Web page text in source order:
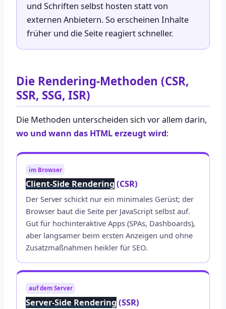
und Schriften selbst hosten statt von
externen Anbietern. So erscheinen Inhalte
früher und die Seite reagiert schneller.
Die Rendering-Methoden (CSR,
SSR, SSG, ISR)
Die Methoden unterscheiden sich vor allem darin,
wo und wann das HTML erzeugt wird:
im Browser
Client-Side Rendering (CSR)
Der Server schickt nur ein minimales Gerüst; der
Browser baut die Seite per JavaScript selbst auf.
Gut für hochinteraktive Apps (SPAs, Dashboards),
aber langsamer beim ersten Anzeigen und ohne
Zusatzmaßnahmen heikler für SEO.
auf dem Server
Server-Side Rendering (SSR)